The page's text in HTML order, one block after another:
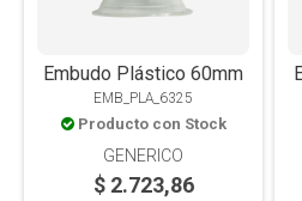
Embudo Plástico 60mm
EMB_PLA_6325
Producto con Stock
GENERICO
$ 2.723,86